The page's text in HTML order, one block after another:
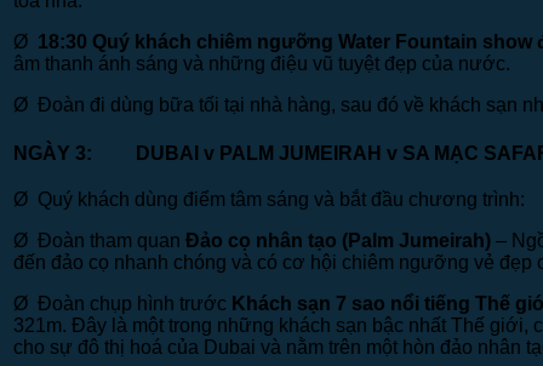
Ø 18:30 Quý khách chiêm ngưỡng Water Fountain show
âm thanh ánh sáng và những điệu vũ tuyệt đẹp của nước.
Ø Đoàn đi dùng bữa tối tại nhà hàng, sau đó về khách sạn
NGÀY 3: DUBAI v PALM JUMEIRAH v SA MẠC
Ø Quý khách dùng điểm tâm sáng và bắt đầu chương trình:
Ø Đoàn tham quan Đảo cọ nhân tạo (Palm Jumeirah) –
đến đảo cọ nhanh chóng và có cơ hội chiêm ngưỡng vẻ đẹp
Ø Đoàn chụp hình trước Khách sạn 7 sao nổi tiếng Thế
321m. Đây là một trong những khách sạn bậc nhất Thế giới,
cho sự đô thị hoá của Dubai và nằm trên một hòn đảo nhân